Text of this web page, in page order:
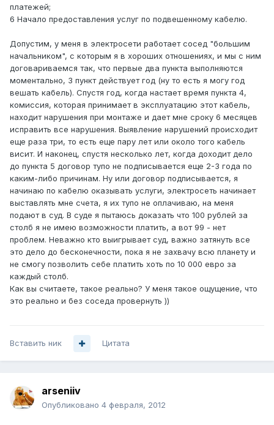
платежей;
6 Начало предоставления услуг по подвешенному кабелю.
Допустим, у меня в электросети работает сосед "большим
начальником", с которым я в хороших отношениях, и мы с ним
договариваемся так, что первые два пункта выполняются
моментально, 3 пункт действует год (ну то есть я могу год
вешать кабель). Спустя год, когда настает время пункта 4,
комиссия, которая принимает в эксплуатацию этот кабель,
находит нарушения при монтаже и дает мне сроку 6 месяцев
исправить все нарушения. Выявление нарушений происходит
еще раза три, то есть еще пару лет или около того кабель
висит. И наконец, спустя несколько лет, когда доходит дело
до пункта 5 договор тупо не подписывается еще 2-3 года по
каким-либо причинам. Ну или договор подписывается, я
начинаю по кабелю оказывать услуги, электросеть начинает
выставлять мне счета, я их тупо не оплачиваю, на меня
подают в суд. В суде я пытаюсь доказать что 100 рублей за
столб я не имею возможности платить, а вот 99 - нет
проблем. Неважно кто выигрывает суд, важно затянуть все
это дело до бесконечности, пока я не захвачу всю планету и
не смогу позволить себе платить хоть по 10 000 евро за
каждый столб.
Как вы считаете, такое реально? У меня такое ощущение, что
это реально и без соседа провернуть ))
Вставить ник Цитата
arseniiv
Опубликовано 4 февраля, 2012